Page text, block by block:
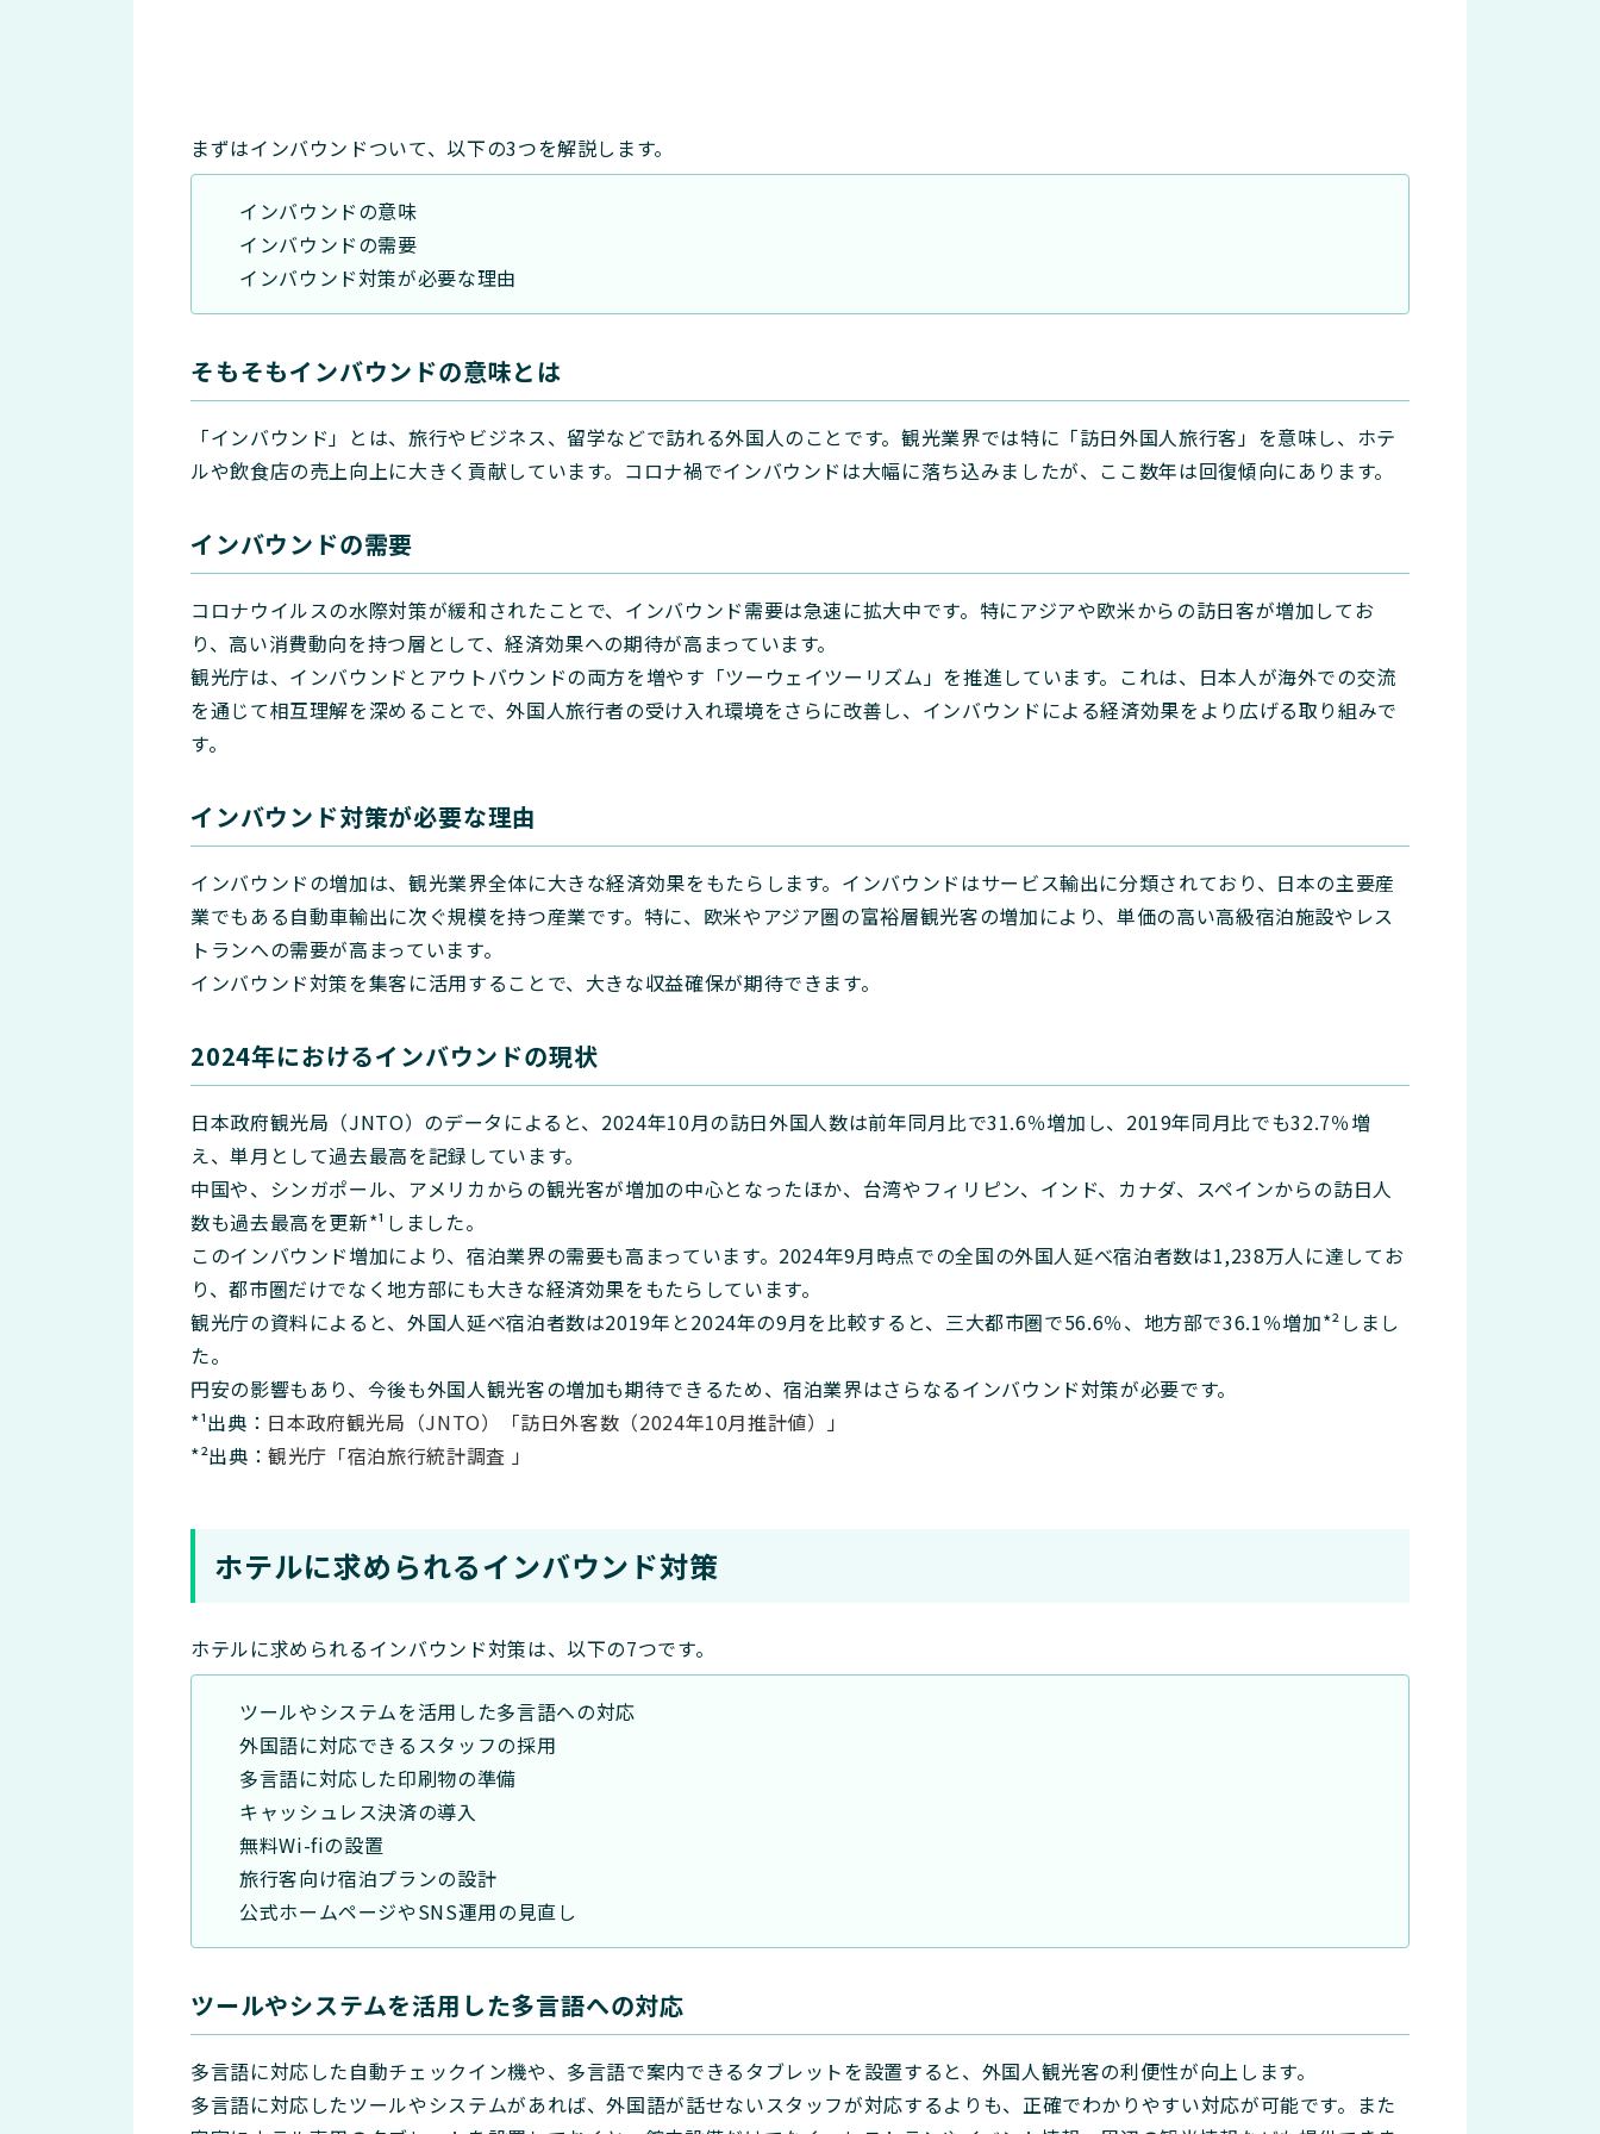
まずはインバウンドついて、以下の3つを解説します。
インバウンドの意味
インバウンドの需要
インバウンド対策が必要な理由
そもそもインバウンドの意味とは
「インバウンド」とは、旅行やビジネス、留学などで訪れる外国人のことです。観光業界では特に「訪日外国人旅行客」を意味し、ホテ
ルや飲食店の売上向上に大きく貢献しています。コロナ禍でインバウンドは大幅に落ち込みましたが、ここ数年は回復傾向にあります。
インバウンドの需要
コロナウイルスの水際対策が緩和されたことで、インバウンド需要は急速に拡大中です。特にアジアや欧米からの訪日客が増加してお
り、高い消費動向を持つ層として、経済効果への期待が高まっています。
観光庁は、インバウンドとアウトバウンドの両方を増やす「ツーウェイツーリズム」を推進しています。これは、日本人が海外での交流
を通じて相互理解を深めることで、外国人旅行者の受け入れ環境をさらに改善し、インバウンドによる経済効果をより広げる取り組みで
す。
インバウンド対策が必要な理由
インバウンドの増加は、観光業界全体に大きな経済効果をもたらします。インバウンドはサービス輸出に分類されており、日本の主要産
業でもある自動車輸出に次ぐ規模を持つ産業です。特に、欧米やアジア圏の富裕層観光客の増加により、単価の高い高級宿泊施設やレス
トランへの需要が高まっています。
インバウンド対策を集客に活用することで、大きな収益確保が期待できます。
2024年におけるインバウンドの現状
日本政府観光局（JNTO）のデータによると、2024年10月の訪日外国人数は前年同月比で31.6％増加し、2019年同月比でも32.7％増
え、単月として過去最高を記録しています。
中国や、シンガポール、アメリカからの観光客が増加の中心となったほか、台湾やフィリピン、インド、カナダ、スペインからの訪日人
数も過去最高を更新*¹しました。
このインバウンド増加により、宿泊業界の需要も高まっています。2024年9月時点での全国の外国人延べ宿泊者数は1,238万人に達してお
り、都市圏だけでなく地方部にも大きな経済効果をもたらしています。
観光庁の資料によると、外国人延べ宿泊者数は2019年と2024年の9月を比較すると、三大都市圏で56.6％、地方部で36.1％増加*²しまし
た。
円安の影響もあり、今後も外国人観光客の増加も期待できるため、宿泊業界はさらなるインバウンド対策が必要です。
*¹出典： 日本政府観光局（JNTO）「訪日外客数（2024年10月推計値）」
*²出典：観光庁「宿泊旅行統計調査 」
ホテルに求められるインバウンド対策
ホテルに求められるインバウンド対策は、以下の7つです。
ツールやシステムを活用した多言語への対応
外国語に対応できるスタッフの採用
多言語に対応した印刷物の準備
キャッシュレス決済の導入
無料Wi-fiの設置
旅行客向け宿泊プランの設計
公式ホームページやSNS運用の見直し
ツールやシステムを活用した多言語への対応
多言語に対応した自動チェックイン機や、多言語で案内できるタブレットを設置すると、外国人観光客の利便性が向上します。
多言語に対応したツールやシステムがあれば、外国語が話せないスタッフが対応するよりも、正確でわかりやすい対応が可能です。また